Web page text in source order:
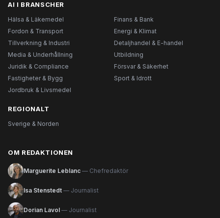
AI I BRANSCHER
Hälsa & Läkemedel
Finans & Bank
Fordon & Transport
Energi & Klimat
Tillverkning & Industri
Detaljhandel & E-handel
Media & Underhållning
Utbildning
Juridik & Compliance
Försvar & Säkerhet
Fastigheter & Bygg
Sport & Idrott
Jordbruk & Livsmedel
REGIONALT
Sverige & Norden
OM REDAKTIONEN
Marguerite Leblanc — Chefredaktör
Isa Stenstedt — Journalist
Dorian Lavol — Journalist